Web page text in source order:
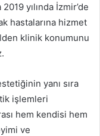
yılında İzmir’de
hastalarına hizmet
klinik konumunu
yanı sıra
işlemleri
hem kendisi hem
ve